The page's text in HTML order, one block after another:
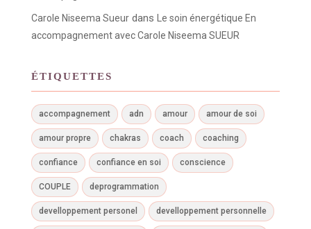
Carole Niseema Sueurdans Le soin énergétique En
accompagnement avec Carole Niseema SUEUR
ÉTIQUETTES
accompagnement adn amour amour de soi
amour propre chakras coach coaching
confiance confiance en soi conscience
COUPLE deprogrammation
develloppement personel develloppement personnelle